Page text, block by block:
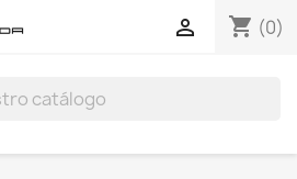
shopping_cart (0)
